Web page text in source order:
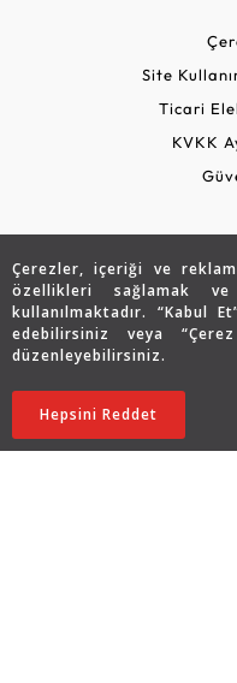
Çerezler, içeriği ve
özellikleri sağlamak
kullanılmaktadır. “Kabul
edebilirsiniz veya
düzenleyebilirsiniz.
Hepsini Reddet
194.901 TL
97.450TL
Site
Ticari
KVKK
Copyright © 2026